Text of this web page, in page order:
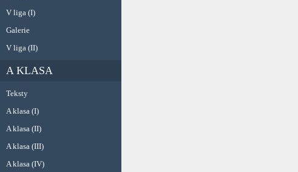
V liga (I)
Galerie
V liga (II)
A KLASA
Teksty
A klasa (I)
A klasa (II)
A klasa (III)
A klasa (IV)